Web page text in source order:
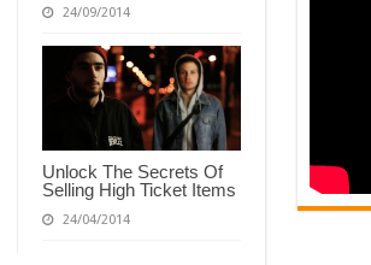
24/09/2014
Unlock The Secrets Of
Selling High Ticket Items
24/04/2014